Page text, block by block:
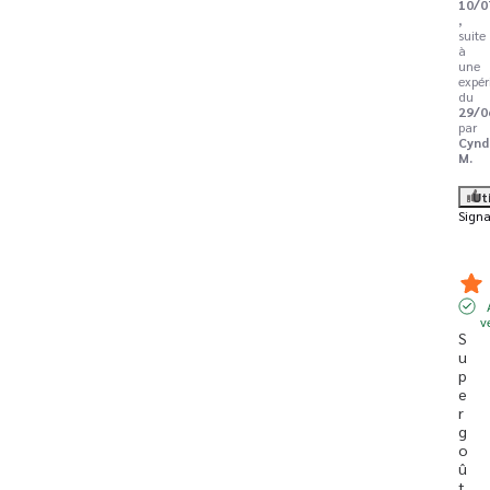
10/
,
suite
à
une
du
29/
par
M.
S
u
p
e
r
g
o
û